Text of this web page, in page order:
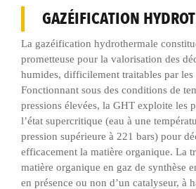
GAZÉIFICATION
La gazéification hydrothermale
prometteuse pour la valorisation des
humides, difficilement traitables par les
Fonctionnant sous des conditions de
pressions élevées, la GHT exploite les
l’état supercritique (eau à une
pression supérieure à 221 bars) pour
efficacement la matière organique. La
matière organique en gaz de synthèse
en présence ou non d’un catalyseur, à